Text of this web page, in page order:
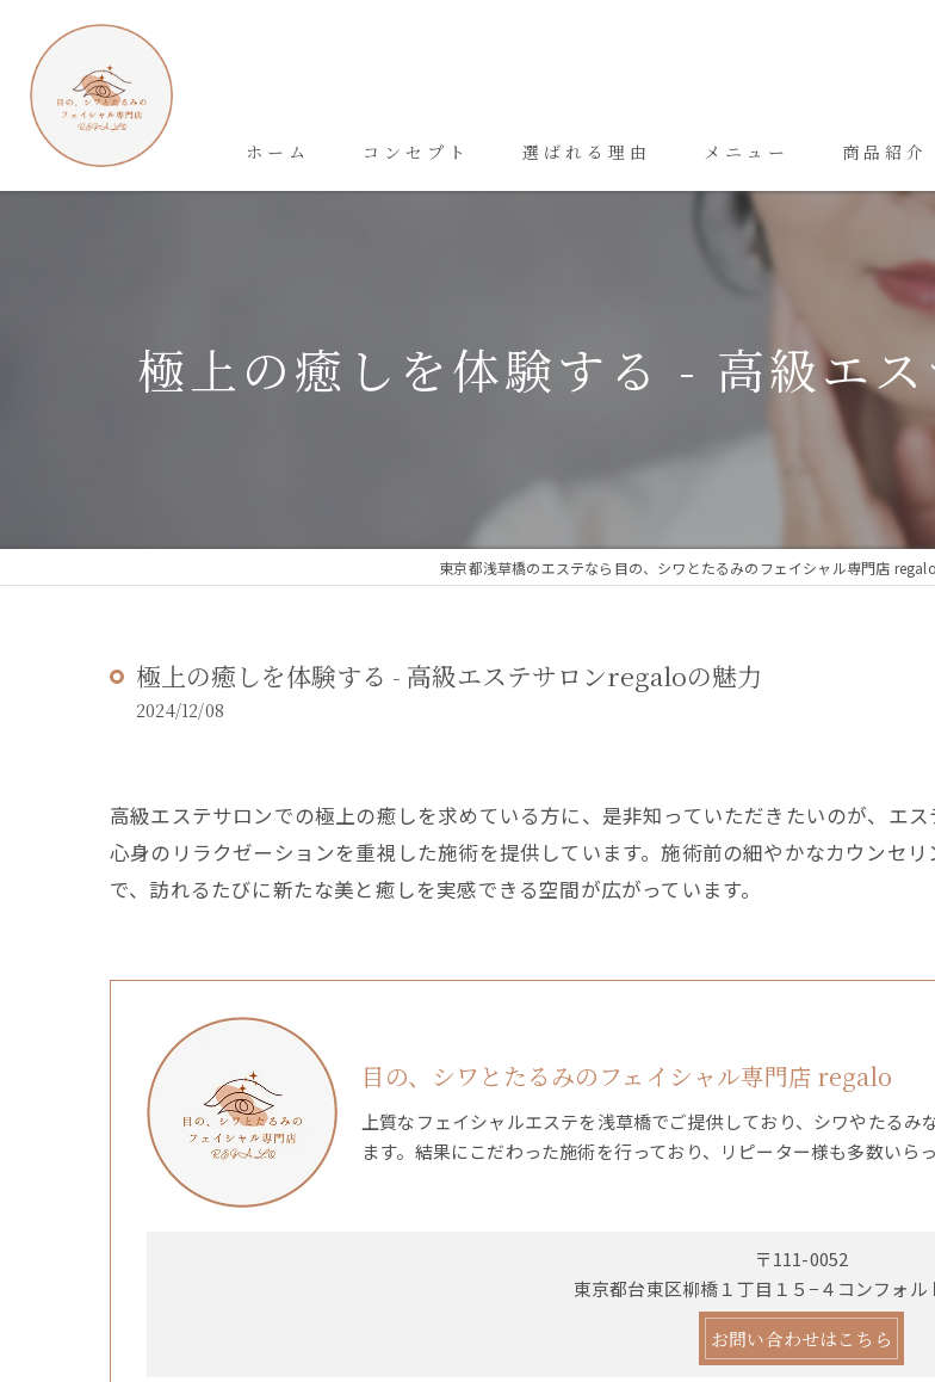
ホーム コンセプト 選ばれる理由 メニュー 商品紹介
極上の癒しを体験する - 高級エ
東京都浅草橋のエステなら目の、シワとたるみのフェイシャル専門店 regalo
極上の癒しを体験する - 高級エステサロンregaloの魅力
2024/12/08
高級エステサロンでの極上の癒しを求めている方に、是非知っていただきたいのが、エ
心身のリラクゼーションを重視した施術を提供しています。施術前の細やかなカウンセ
で、訪れるたびに新たな美と癒しを実感できる空間が広がっています。
目の、シワとたるみのフェイシャル専門店 regalo
上質なフェイシャルエステを浅草橋でご提供しており、シワやたる
ます。結果にこだわった施術を行っており、リピーター様も多数いらっ
〒111-0052
東京都台東区柳橋１丁目１５−４コンフォル
お問い合わせはこちら